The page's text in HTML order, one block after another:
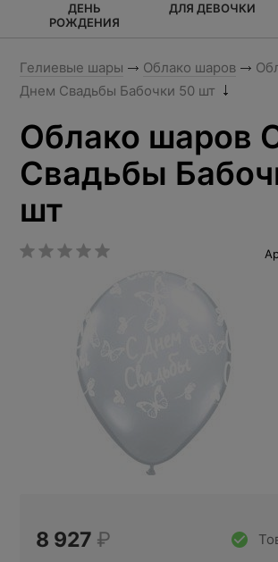
ДЕНЬ
РОЖДЕНИЯ
ДЛЯ ДЕВОЧКИ
Гелиевые шары Облако шаров
Днем Свадьбы Бабочки 50 шт
Облако шаров
Свадьбы
шт
8 927 ₽